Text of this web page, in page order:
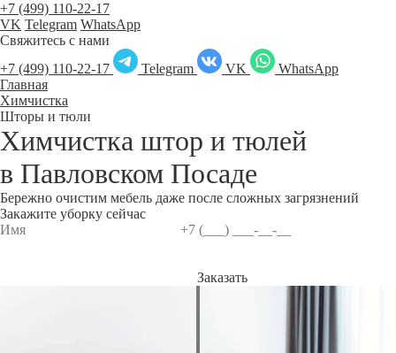
+7 (499) 110-22-17
VK Telegram WhatsApp
Свяжитесь с нами
+7 (499) 110-22-17
Telegram VK
WhatsApp
Главная
Химчистка
Шторы и тюли
Химчистка штор и тюлей
в Павловском Посаде
Бережно очистим мебель даже после сложных загрязнений
Закажите уборку сейчас
Заказать